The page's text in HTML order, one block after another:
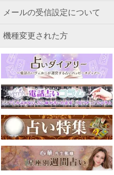
メールの受信設定について
機種変更された方